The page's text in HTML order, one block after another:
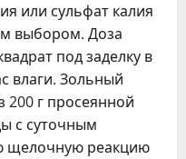
или сульфат калия
выбором. Доза
под заделку в
влаги. Зольный
200 г просеянной
с суточным
щелочную реакцию